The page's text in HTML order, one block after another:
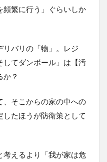
頻繁に行う」ぐらいしか
リバリの「物」。レジ
してダンボール」は【汚
か？
、そこからの家の中への
たほうが防衛策として
考えるより「我が家は危